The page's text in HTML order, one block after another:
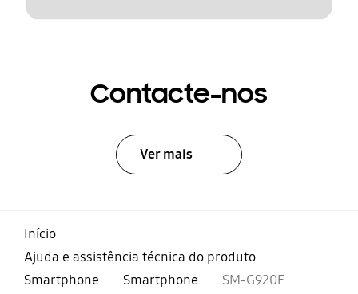
Contacte-nos
Ver mais
Início
Ajuda e assistência técnica do produto
Smartphone
Smartphone SM-G920F